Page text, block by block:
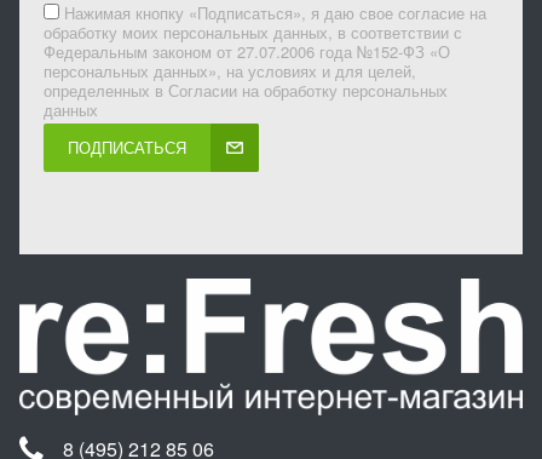
Нажимая кнопку «Подписаться», я даю свое согласие на
обработку моих персональных данных, в соответствии с
Федеральным законом от 27.07.2006 года №152-ФЗ «О
персональных данных», на условиях и для целей,
определенных в Согласии на обработку персональных
данных
ПОДПИСАТЬСЯ
8 (495) 212 85 06